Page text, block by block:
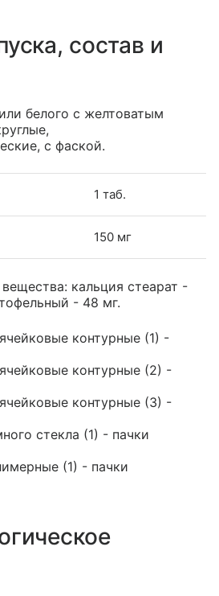
состав и
белого с желтоватым
с фаской.
1 таб.
150 мг
кальция стеарат -
- 48 мг.
контурные (1) -
контурные (2) -
контурные (3) -
стекла (1) - пачки
(1) - пачки